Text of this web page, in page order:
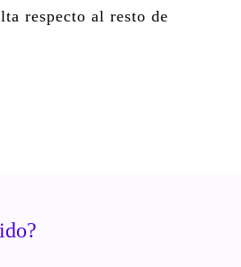
respecto al resto de